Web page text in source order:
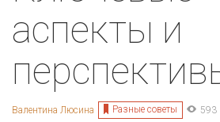
аспекты и
Валентина Люсина Разные советы 593